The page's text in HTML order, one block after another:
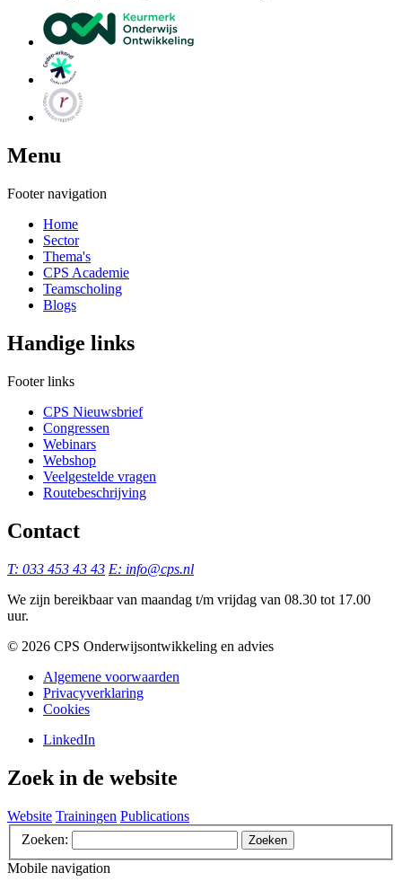
Menu
Footer navigation
Home
Sector
Thema's
CPS Academie
Teamscholing
Blogs
Handige links
Footer links
CPS Nieuwsbrief
Congressen
Webinars
Webshop
Veelgestelde vragen
Routebeschrijving
Contact
T: 033 453 43 43 E: info@cps.nl
We zijn bereikbaar van maandag t/m vrijdag van 08.30 tot 17.00
uur.
©️ 2026 CPS Onderwijsontwikkeling en advies
Algemene voorwaarden
Privacyverklaring
Cookies
LinkedIn
Zoek in de website
Website Trainingen Publications
Zoeken:
Zoeken
Mobile navigation